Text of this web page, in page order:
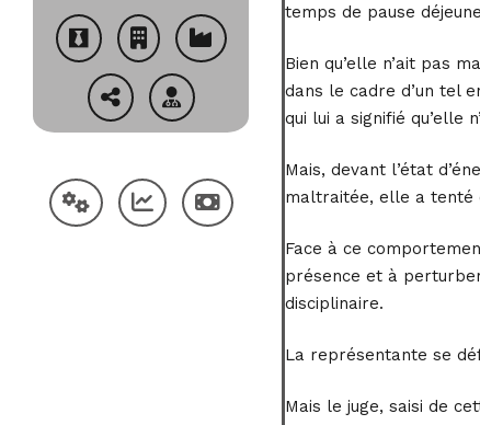
temps de pause
Bien qu’elle n’ait pas
dans le cadre d’un tel
qui lui a signifié qu’elle
Mais, devant l’état
maltraitée, elle a tenté
Face à ce
présence et à
disciplinaire.
La représentante se
Mais le juge, saisi de